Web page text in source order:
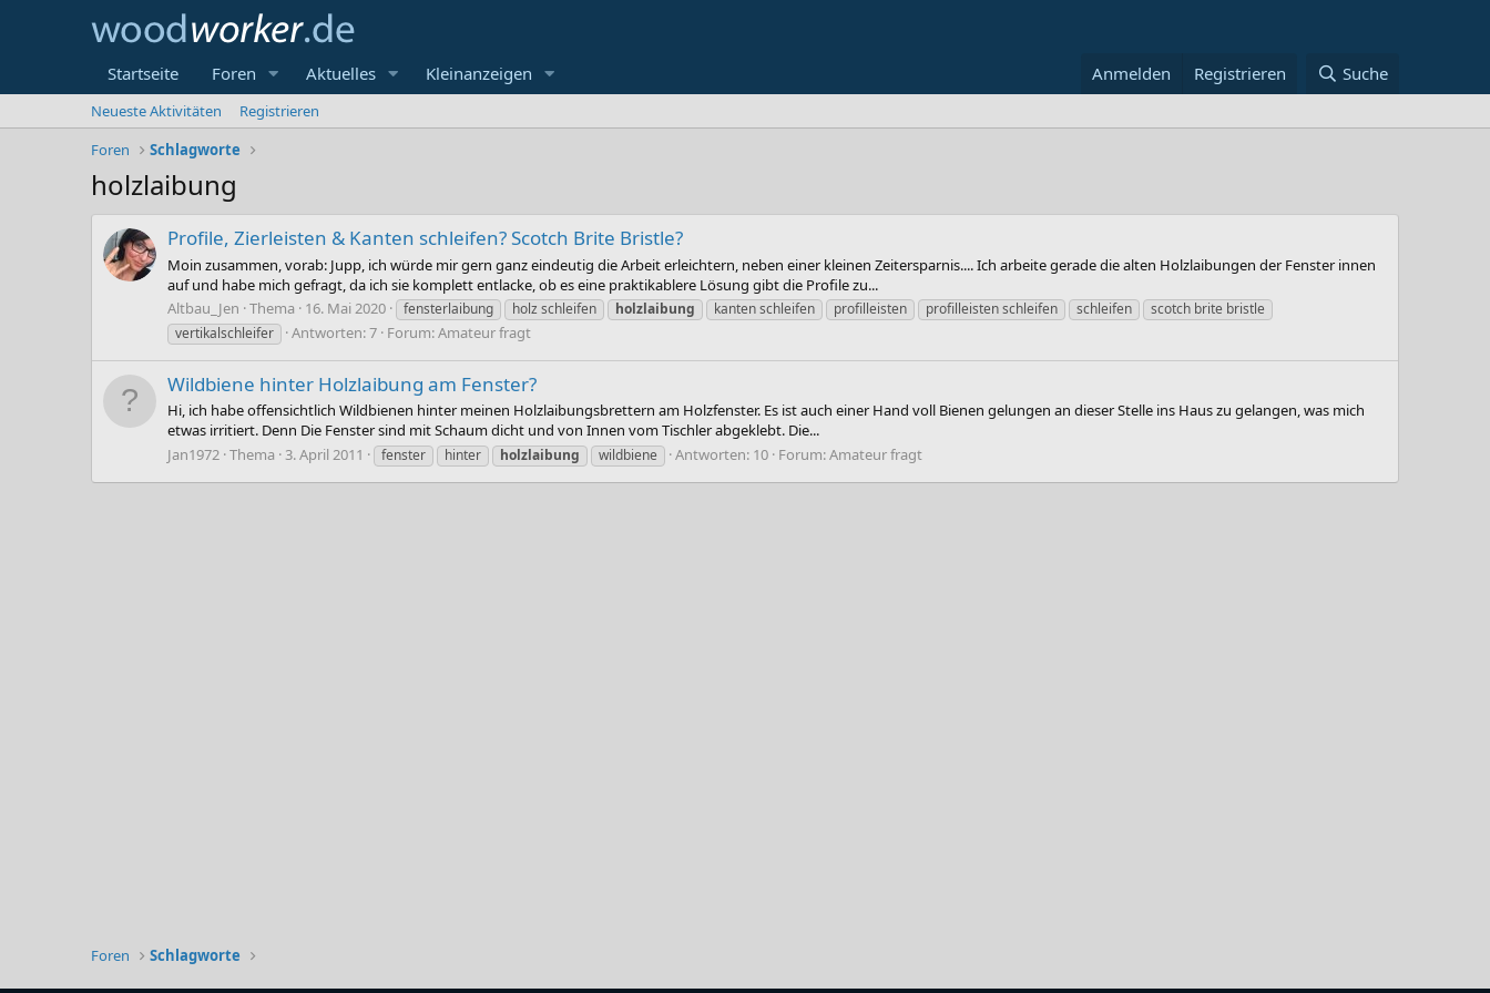
Startseite Foren Aktuelles Kleinanzeigen Anmelden Registrieren Suche
Neueste Aktivitäten
Registrieren
Foren
Schlagworte
holzlaibung
Profile, Zierleisten & Kanten schleifen? Scotch Brite Bristle?
Moin zusammen, vorab: Jupp, ich würde mir gern ganz eindeutig die Arbeit erleichtern, neben einer kleinen Zeitersparnis.... Ich arbeite gerade die alten Holzlaibungen der Fenster innen
auf und habe mich gefragt, da ich sie komplett entlacke, ob es eine praktikablere Lösung gibt die Profile zu...
Altbau_Jen Thema 16. Mai 2020 fensterlaibung holz schleifen holzlaibung kanten schleifen profilleisten profilleisten schleifen schleifen
scotch brite bristle
vertikalschleifer
Antworten: 7 Forum:Amateur fragt
Wildbiene hinter Holzlaibung am Fenster?
Hi, ich habe offensichtlich Wildbienen hinter meinen Holzlaibungsbrettern am Holzfenster. Es ist auch einer Hand voll Bienen gelungen an dieser Stelle ins Haus zu gelangen, was mich
etwas irritiert. Denn Die Fenster sind mit Schaum dicht und von Innen vom Tischler abgeklebt. Die...
Jan1972 Thema 3. April 2011 fenster hinter holzlaibung wildbiene Antworten: 10 Forum:Amateur fragt
Foren Schlagworte